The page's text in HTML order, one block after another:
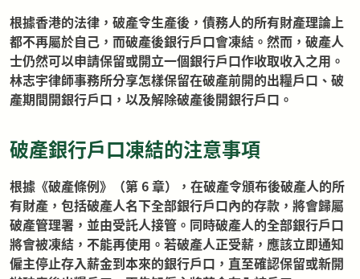
根據香港的法律，破產令生產後，債務人的所有財產理論上
都不再屬於自己，而破產後銀行戶口會凍結。然而，破產人
士仍然可以申請保留或開立一個銀行戶口作收取收入之用。
林志宇律師事務所分享怎樣保留在破產前開的出糧戶口、破
產期間開銀行戶口，以及解除破產後開銀行戶口。
破產銀行戶口凍結的注意事項
根據 《破產條例》（第 6 章）
，在破產令頒布後破產人的所
有財產，包括破產人名下全部銀行戶口內的存款，將會歸屬
破產管理署，並由受託人接管。同時破產人的全部銀行戶口
將會被凍結，不能再使用。若破產人正受薪，應該立即通知
僱主停止存入薪金到本來的銀行戶口，直至確認保留或新開